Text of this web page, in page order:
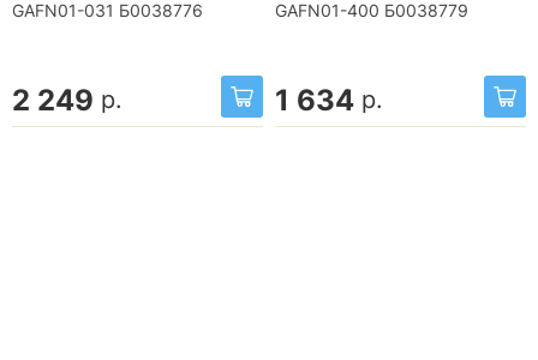
GAFN01-031 Б0038776
2 249 р.
GAFN01-400 Б0038779
1 634 р.